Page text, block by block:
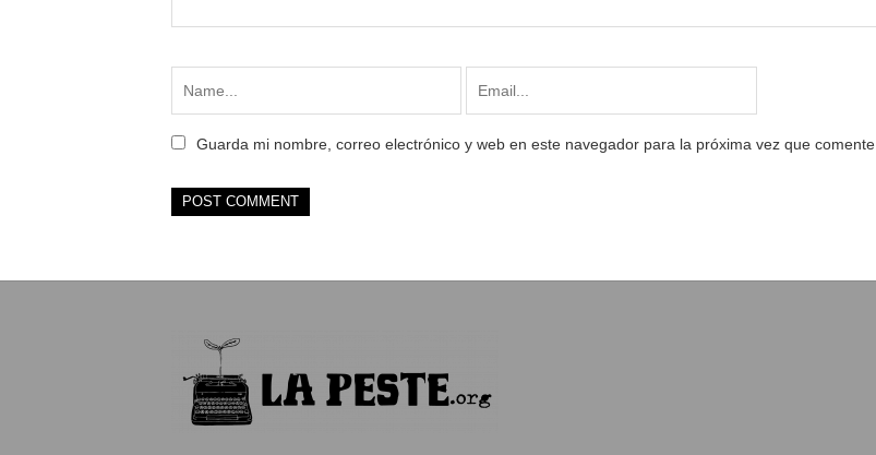
Guarda mi nombre, correo electrónico y web en este navegador para la próxima vez que comente.